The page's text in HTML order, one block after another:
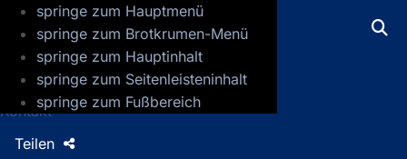
springe zum Hauptmenü
springe zum Brotkrumen-Menü
springe zum Hauptinhalt
springe zum Seitenleisteninhalt
springe zum Fußbereich
GFZ Helmholtz-Zentrum für
Presse
Jobs
Kontakt
Teilen